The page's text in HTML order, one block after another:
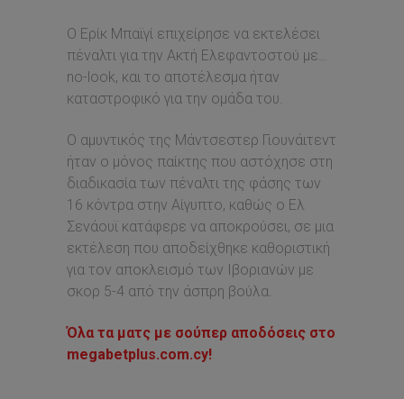
Ο Ερίκ Μπαϊγί επιχείρησε να εκτελέσει
πέναλτι για την Ακτή Ελεφαντοστού με…
no-look, και το αποτέλεσμα ήταν
καταστροφικό για την ομάδα του.
Ο αμυντικός της Μάντσεστερ Γιουνάιτεντ
ήταν ο μόνος παίκτης που αστόχησε στη
διαδικασία των πέναλτι της φάσης των
16 κόντρα στην Αίγυπτο, καθώς ο Ελ
Σενάουϊ κατάφερε να αποκρούσει, σε μια
εκτέλεση που αποδείχθηκε καθοριστική
για τον αποκλεισμό των Ιβοριανών με
σκορ 5-4 από την άσπρη βούλα.
Όλα τα ματς με σούπερ αποδόσεις στο
megabetplus.com.cy!